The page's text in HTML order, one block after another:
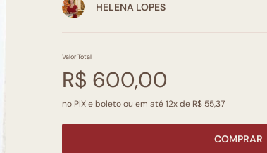
HELENA LOPES
Valor Total
R$ 600,00
no PIX e boleto ou em até 12x de R$ 55,37
COMPRAR